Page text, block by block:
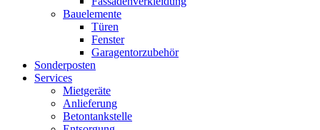
Bauelemente
Türen
Fenster
Garagentorzubehör
Sonderposten
Services
Mietgeräte
Anlieferung
Betontankstelle